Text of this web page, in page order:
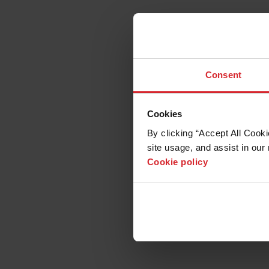
Consent
Cookies
By clicking “Accept All
site usage, and assist in our
Cookie policy